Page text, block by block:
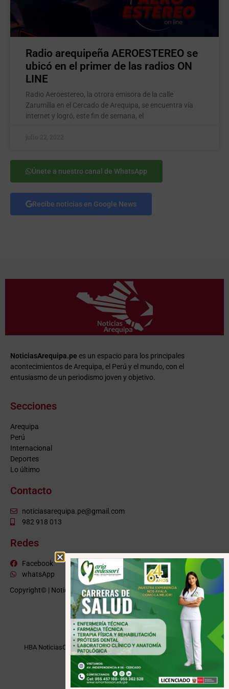
Radio arequipeña AEROESTEREO se
ubicó en el primer de las radios ON
LINE
Radio Aeroestereo, la otrora emisora de la calle
Zarumilla en el Cercado de Arequipa, se encuentra vía
internet y logró, este fin de semana, el
julio 22, 2022
Únete a nuestro canal de WhatsApp
Recibe noticias en Google News
NoticiasArequipa.pe es un espacio para los principales
acontecimientos de Arequipa, el Perú y el mundo, con el
entusiasmo de un periodismo joven y objetivo.
Secciones
Arequipa
Perú
Internacional
Deportes
Lo último
Contacto
noticiasarequipa.pe@gmail.com
982 918 013
Redes
Facebook
whatsApp
Copyright© | NoticiasArequipa.pe | Grupo HBA Noticias| Todos los
derechos reservados
VISITE TAMBIÉN
HBA NoticiasCusco InformaMoquegua Noticias Tacna Noticias
Puno Noticias